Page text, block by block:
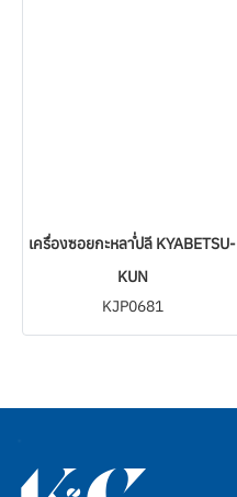
เครื่องซอยกะหล่ำปลี KYABETSU-
KUN
KJP0681